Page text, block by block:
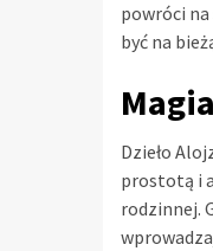
powróci na
być na
Dzieło
prostotą i
rodzinnej.